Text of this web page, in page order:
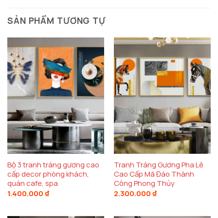
SẢN PHẨM TƯƠNG TỰ
Bộ 3 tranh tráng gương cao
cấp decor phòng khách,
quán cafe, spa
1.400.000 ₫
Tranh Tráng Gương Pha Lê
Cao Cấp Mã Đáo Thành
Công Phong Thủy
2.300.000 ₫